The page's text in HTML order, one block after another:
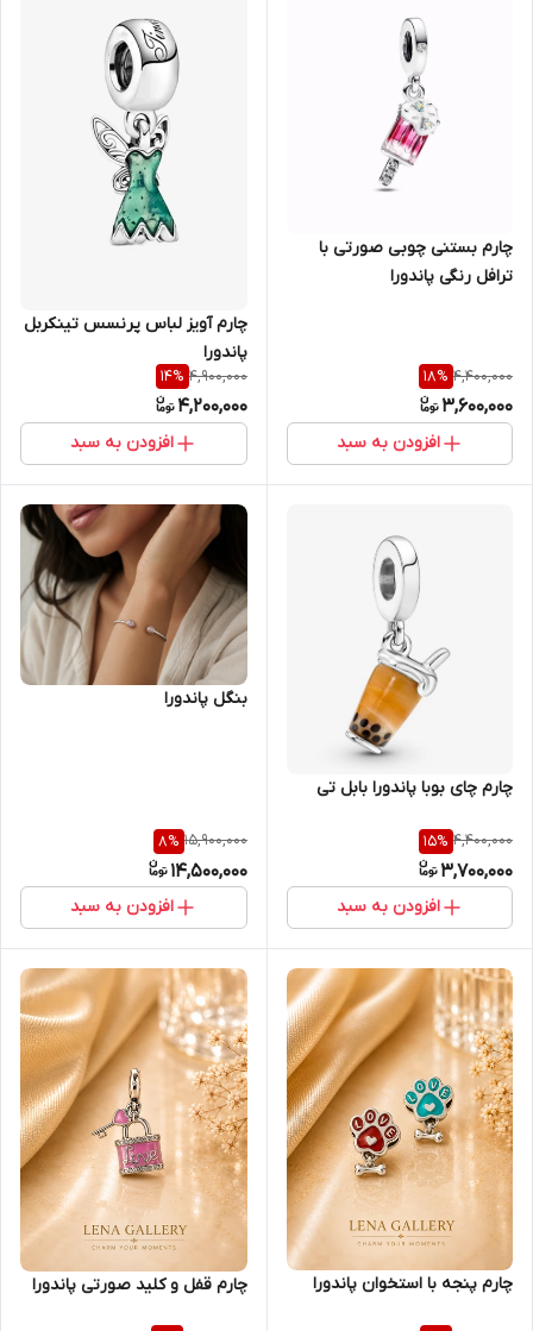
چارم بستنی چوبی صورتی با
ترافل رنگی پاندورا
4,400,000
18%
3,600,000
افزودن به سبد
چارم آویز لباس پرنسس تینکربل
پاندورا
4,900,000
14%
4,200,000
افزودن به سبد
چارم چای بوبا پاندورا بابل تی
4,400,000
15%
3,700,000
افزودن به سبد
بنگل پاندورا
15,900,000
8%
14,500,000
افزودن به سبد
چارم پنجه با استخوان پاندورا چارم قفل و کلید صورتی پاندورا